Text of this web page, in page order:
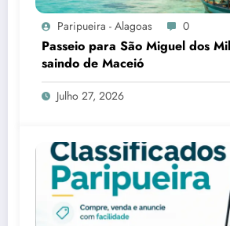
Paripueira - Alagoas 0
Passeio para São Miguel dos
saindo de Maceió
Julho 27, 2026